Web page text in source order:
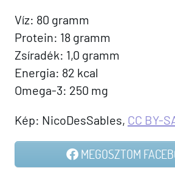
Víz: 80 gramm
Protein: 18 gramm
Zsíradék: 1,0 gramm
Energia: 82 kcal
Omega-3: 250 mg
Kép: NicoDesSables, CC BY-
MEGOSZTOM